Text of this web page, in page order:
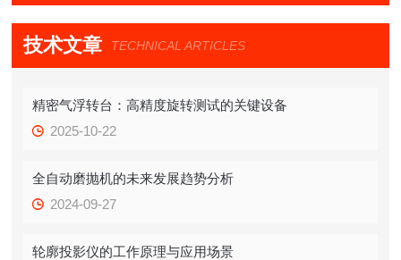
技术文章 TECHNICAL ARTICLES
精密气浮转台：高精度旋转测试的关键设备
2025-10-22
全自动磨抛机的未来发展趋势分析
2024-09-27
轮廓投影仪的工作原理与应用场景